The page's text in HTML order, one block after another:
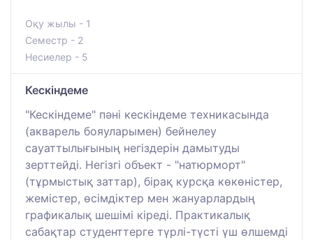
Оқу жылы - 1
Семестр - 2
Несиелер - 5
Кескіндеме
"Кескіндеме" пәні кескіндеме техникасында
(акварель бояуларымен) бейнелеу
сауаттылығының негіздерін дамытуды
зерттейді. Негізгі объект - "натюрморт"
(тұрмыстық заттар), бірақ курсқа көкөністер,
жемістер, өсімдіктер мен жануарлардың
графикалық шешімі кіреді. Практикалық
сабақтар студенттерге түрлі-түсті үш өлшемді